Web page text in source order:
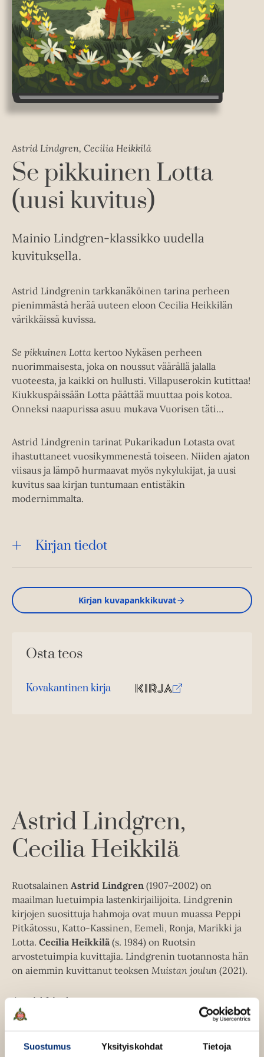
Suostumus Yksityiskohdat Tietoja
Astrid Lindgren, Cecilia Heikkilä
Se pikkuinen Lotta
(uusi kuvitus)
Mainio Lindgren-klassikko uudella
kuvituksella.
Astrid Lindgrenin tarkkanäköinen tarina perheen
pienimmästä herää uuteen eloon Cecilia Heikkilän
värikkäissä kuvissa.
Se pikkuinen Lotta kertoo Nykäsen perheen
nuorimmaisesta, joka on noussut väärällä jalalla
vuoteesta, ja kaikki on hullusti. Villapuserokin kutittaa!
Kiukkuspäissään Lotta päättää muuttaa pois kotoa.
Onneksi naapurissa asuu mukava Vuorisen täti…
Astrid Lindgrenin tarinat Pukarikadun Lotasta ovat
ihastuttaneet vuosikymmenestä toiseen. Niiden ajaton
viisaus ja lämpö hurmaavat myös nykylukijat, ja uusi
kuvitus saa kirjan tuntumaan entistäkin
modernimmalta.
Kirjan tiedot
Kirjan kuvapankkikuvat
Osta teos
O
Kovakantinen kirja
K
u
k
e
u
u
t
e
n
v
i
e
Astrid Lindgren
Cecilia Heikkilä
Ruotsalainen Astrid Lindgren (1907–2002) on
maailman luetuimpia lastenkirjailijoita. Lindgrenin
kirjojen suosittuja hahmoja ovat muun muassa Peppi
Pitkätossu, Katto-Kassinen, Eemeli, Ronja, Marikki ja
Lotta. Cecilia Heikkilä (s. 1984) on Ruotsin
arvostetuimpia kuvittajia. Lindgrenin tuotannosta hän
on aiemmin kuvittanut teoksen Muistan joulun (2021).
Astrid Lindgren